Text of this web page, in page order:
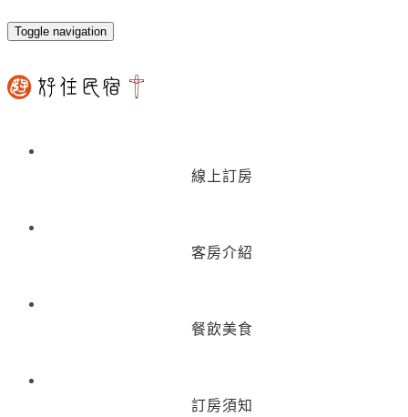
Toggle navigation
線上訂房
客房介紹
餐飲美食
訂房須知